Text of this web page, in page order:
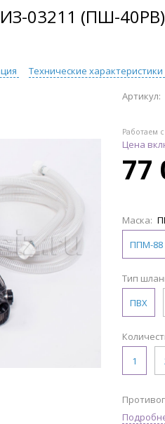
03211 (ПШ-40РВ)
Технические характеристики
Артикул:
Работаем с
Цена
77
Маска:
ППМ-88
Тип
ПВХ
1